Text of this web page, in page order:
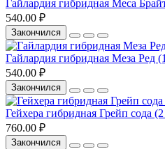
Гайлардия гибридная Меса
540.00 ₽
Закончился
Гайлардия гибридная Меза Ред
540.00 ₽
Закончился
Гейхера гибридная Грейп сода
760.00 ₽
Закончился